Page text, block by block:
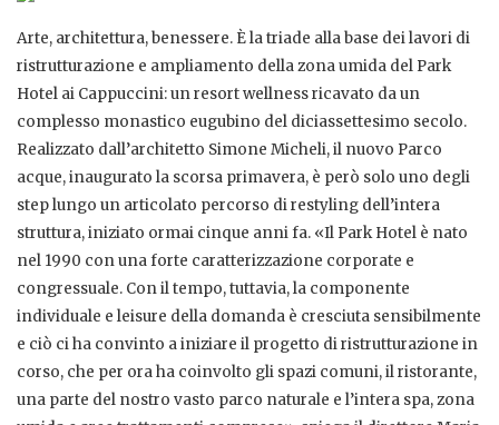
Arte, architettura, benessere. È la triade alla base dei lavori di
ristrutturazione e ampliamento della zona umida del Park
Hotel ai Cappuccini: un resort wellness ricavato da un
complesso monastico eugubino del diciassettesimo secolo.
Realizzato dall’architetto Simone Micheli, il nuovo Parco
acque, inaugurato la scorsa primavera, è però solo uno degli
step lungo un articolato percorso di restyling dell’intera
struttura, iniziato ormai cinque anni fa. «Il Park Hotel è nato
nel 1990 con una forte caratterizzazione corporate e
congressuale. Con il tempo, tuttavia, la componente
individuale e leisure della domanda è cresciuta sensibilmente
e ciò ci ha convinto a iniziare il progetto di ristrutturazione in
corso, che per ora ha coinvolto gli spazi comuni, il ristorante,
una parte del nostro vasto parco naturale e l’intera spa, zona